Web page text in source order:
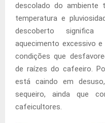
descolado do ambiente
temperatura e
descoberto significa
aquecimento excessivo
condições que
de raízes do cafeeiro.
está caindo em
sequeiro, ainda que
cafeicultores.